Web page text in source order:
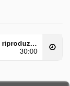
Tempo di riproduzione
30:00